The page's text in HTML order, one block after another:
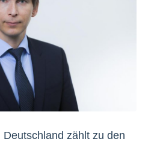
zählt zu den